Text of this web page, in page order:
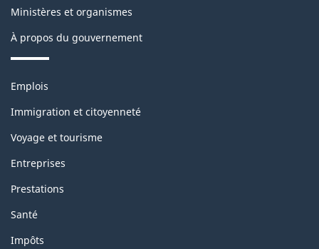
n
t
i
s
p
a
g
e
o
c
k
Ministères et organismes
À propos du gouvernement
Thèmes
sujets
Emplois
Immigration et citoyenneté
Voyage et tourisme
Entreprises
Prestations
Santé
Impôts